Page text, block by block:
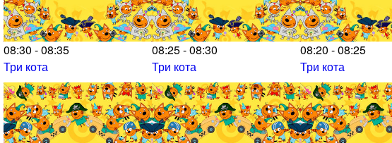
08:30 - 08:35
Три кота
08:25 - 08:30
Три кота
08:20 - 08:25
Три кота